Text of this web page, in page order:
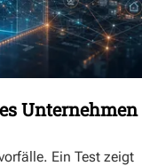
Unternehmen
Ein Test zeigt